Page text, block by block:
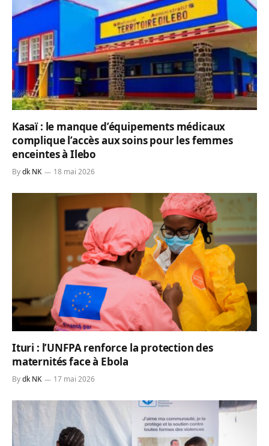
Kasaï : le manque d’équipements médicaux
complique l’accès aux soins pour les femmes
enceintes à Ilebo
Bydk NK 18 mai 2026
Ituri : l’UNFPA renforce la protection des
maternités face à Ebola
Bydk NK 17 mai 2026